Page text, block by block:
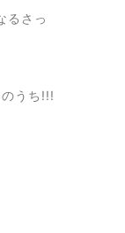
るさっ
うち!!!